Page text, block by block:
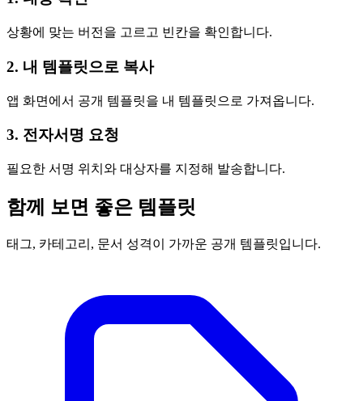
상황에 맞는 버전을 고르고 빈칸을 확인합니다.
2. 내 템플릿으로 복사
앱 화면에서 공개 템플릿을 내 템플릿으로 가져옵니다.
3. 전자서명 요청
필요한 서명 위치와 대상자를 지정해 발송합니다.
함께 보면 좋은 템플릿
태그, 카테고리, 문서 성격이 가까운 공개 템플릿입니다.